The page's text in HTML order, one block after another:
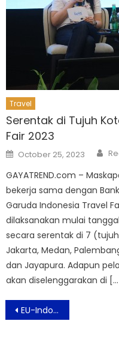
Travel
Serentak di Tujuh
Fair 2023
Posted
on
October 25, 2023
GAYATREND.com –
bekerja sama dengan
Garuda Indonesia Travel
dilaksanakan mulai
secara serentak di 7
Jakarta, Medan,
dan Jayapura. Adapun
akan diselenggarakan di […]
Post
navigation
EU-Indonesia CEPA Roadshow – Kalimantan Timur Bahas Potensi Perdagangan Dan Investasi